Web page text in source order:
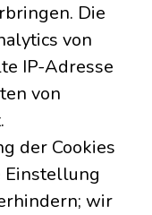
Die
von
IP-Adresse
von
der Cookies
Einstellung
wir